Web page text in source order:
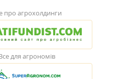
про агрохолдинги
для агрономів